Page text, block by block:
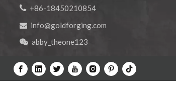
 +86-18450210854
 info@goldforging.com
 abby_theone123